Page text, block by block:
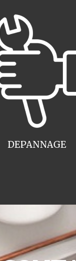
DEPANNAGE